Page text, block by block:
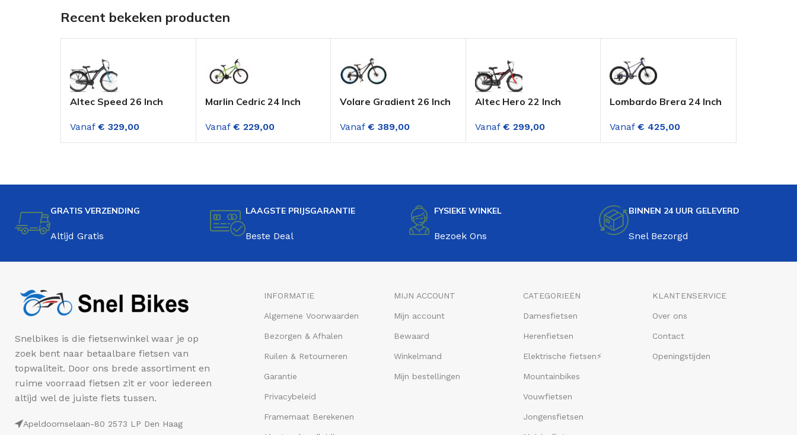
Recent bekeken producten
Altec Speed 26 Inch
versnellingen Deep Sky
Blue
Vanaf € 329,00
Marlin Cedric 24 Inch
versnellingen jongens
Groen
Vanaf € 229,00
Volare Gradient 26 Inch
Blauw 7 Versnellingen
Vanaf € 389,00
Altec Hero 22 Inch
Vanaf € 299,00
Lombardo Brera 24 Inch
Versnellingen M.disc
Paars
Vanaf € 425,00
GRATIS VERZENDING
Altijd Gratis
LAAGSTE PRIJSGARANTIE
Beste Deal
FYSIEKE WINKEL
Bezoek Ons
BINNEN 24 UUR GELEVERD
Snel Bezorgd
Snelbikes is die fietsenwinkel waar je op
zoek bent naar betaalbare fietsen van
topwaliteit. Door ons brede assortiment en
ruime voorraad fietsen zit er voor iedereen
altijd wel de juiste fiets tussen.
Apeldoornselaan-80 2573 LP Den Haag
INFORMATIE
Algemene Voorwaarden
Bezorgen & Afhalen
Ruilen & Retourneren
Garantie
Privacybeleid
Framemaat Berekenen
MIJN ACCOUNT
Mijn account
Bewaard
Winkelmand
Mijn bestellingen
CATEGORIEËN
Damesfietsen
Herenfietsen
Elektrische fietsen⚡
Mountainbikes
Vouwfietsen
Jongensfietsen
KLANTENSERVICE
Over ons
Contact
Openingstijden